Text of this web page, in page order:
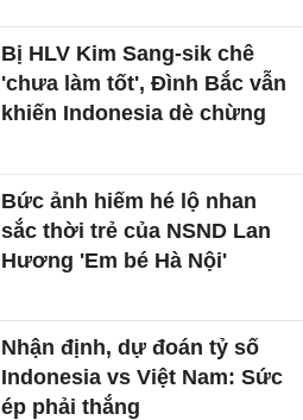
Bị HLV Kim Sang-sik chê
'chưa làm tốt', Đình Bắc vẫn
khiến Indonesia dè chừng
Bức ảnh hiếm hé lộ nhan
sắc thời trẻ của NSND Lan
Hương 'Em bé Hà Nội'
Nhận định, dự đoán tỷ số
Indonesia vs Việt Nam: Sức
ép phải thắng